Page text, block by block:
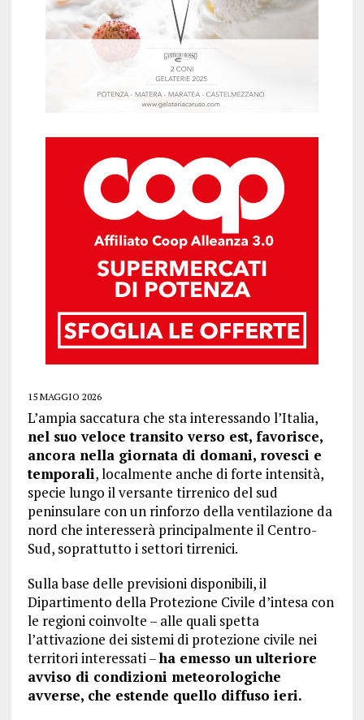
15 MAGGIO 2026
L’ampia saccatura che sta interessando l’Italia,
nel suo veloce transito verso est, favorisce,
ancora nella giornata di domani, rovesci e
temporali, localmente anche di forte intensità,
specie lungo il versante tirrenico del sud
peninsulare con un rinforzo della ventilazione da
nord che interesserà principalmente il Centro-
Sud, soprattutto i settori tirrenici.
Sulla base delle previsioni disponibili, il
Dipartimento della Protezione Civile d’intesa con
le regioni coinvolte – alle quali spetta
l’attivazione dei sistemi di protezione civile nei
territori interessati –ha emesso un ulteriore
avviso di condizioni meteorologiche
avverse, che estende quello diffuso ieri.